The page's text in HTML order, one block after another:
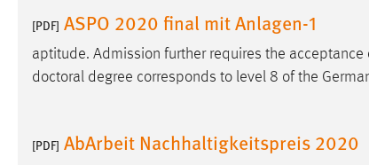
[PDF] ASPO 2020 final mit Anlagen-1
aptitude. Admission further requires the
doctoral degree corresponds to level 8 of the
[PDF] AbArbeit Nachhaltigkeitspreis 2020